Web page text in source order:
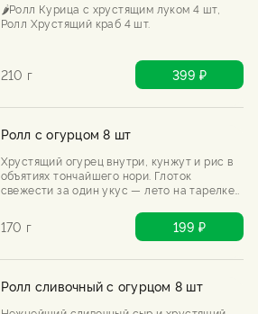
🌶️Ролл Курица с хрустящим луком 4 шт,
Ролл Хрустящий краб 4 шт.
210 г 399 ₽
Ролл с огурцом 8 шт
Хрустящий огурец внутри, кунжут и рис в
объятиях тончайшего нори. Глоток
свежести за один укус — лето на тарелке
170 г 199 ₽
Ролл сливочный с огурцом 8 шт